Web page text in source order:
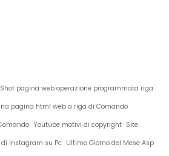
pagina web operazione programmata riga
pagina html web a riga di Comando
Youtube motivi di copyright Site
Instagram su Pc Ultimo Giorno del Mese Asp